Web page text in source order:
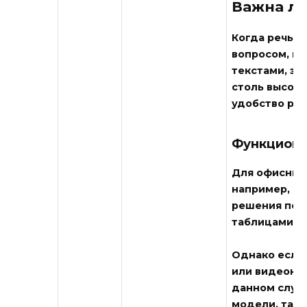
Важна
Когда речь
вопросом,
текстами,
столь
удобство
Для офисных
например,
решения
таблицами
Однако если
или
данном
модели,